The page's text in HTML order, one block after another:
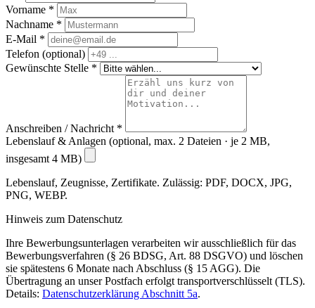
Vorname *
Nachname *
E-Mail *
Telefon (optional)
Gewünschte Stelle *
Anschreiben / Nachricht *
Lebenslauf & Anlagen (optional, max. 2 Dateien · je 2 MB,
insgesamt 4 MB)
Lebenslauf, Zeugnisse, Zertifikate. Zulässig: PDF, DOCX, JPG,
PNG, WEBP.
Hinweis zum Datenschutz
Ihre Bewerbungsunterlagen verarbeiten wir ausschließlich für das
Bewerbungsverfahren (§ 26 BDSG, Art. 88 DSGVO) und löschen
sie spätestens 6 Monate nach Abschluss (§ 15 AGG). Die
Übertragung an unser Postfach erfolgt transportverschlüsselt (TLS).
Details: Datenschutzerklärung Abschnitt 5a.